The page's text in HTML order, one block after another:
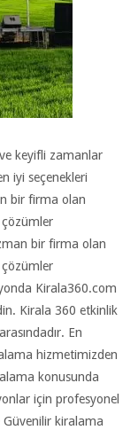
keyifli zamanlar
iyi seçenekleri
bir firma olan
bir firma olan
Kirala360.com
Kirala 360 etkinlik
En
hizmetimizden
konusunda
için profesyonel
kiralama